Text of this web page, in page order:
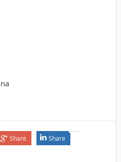
Share Share